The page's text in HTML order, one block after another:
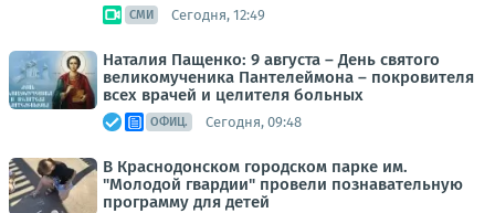
СМИ Сегодня, 12:49
Наталия Пащенко: 9 августа – День святого
великомученика Пантелеймона – покровителя
всех врачей и целителя больных
ОФИЦ. Сегодня, 09:48
В Краснодонском городском парке им.
"Молодой гвардии" провели познавательную
программу для детей